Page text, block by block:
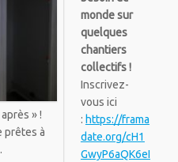
» !
prêtes à
monde sur
quelques
chantiers
collectifs !
Inscrivez-
vous ici
: https://frama
date.org/cH1
GwyP6aQK6eI